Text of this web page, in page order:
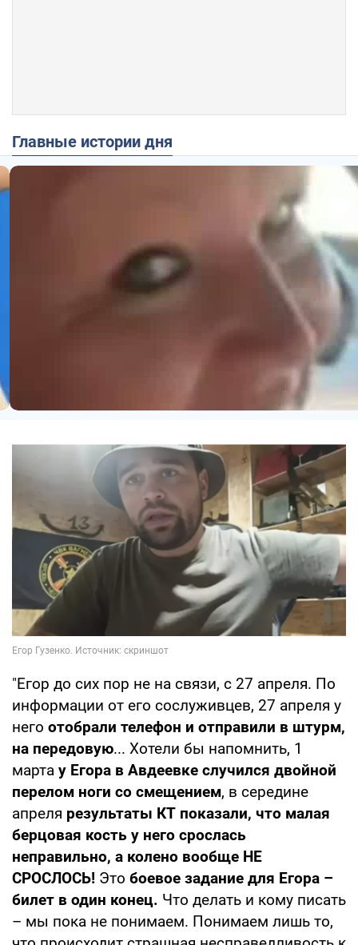
Главные истории дня
"Егор до сих пор не на связи, с 27 апреля. По
информации от его сослуживцев, 27 апреля у
него отобрали телефон и отправили в штурм,
на передовую... Хотели бы напомнить, 1
марта у Егора в Авдеевке случился двойной
перелом ноги со смещением, в середине
апреля результаты КТ показали, что малая
берцовая кость у него срослась
неправильно, а колено вообще НЕ
СРОСЛОСЬ! Это боевое задание для Егора –
билет в один конец. Что делать и кому писать
– мы пока не понимаем. Понимаем лишь то,